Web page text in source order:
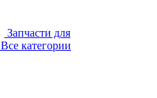
Запчасти для
Все категории